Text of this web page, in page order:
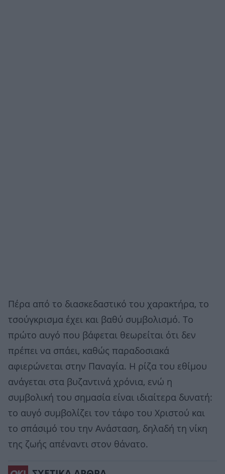
Πέρα από το διασκεδαστικό του χαρακτήρα, το
τσούγκρισμα έχει και βαθύ συμβολισμό. Το
πρώτο αυγό που βάφεται θεωρείται ότι δεν
πρέπει να σπάει, καθώς παραδοσιακά
αφιερώνεται στην Παναγία. Η ρίζα του εθίμου
ανάγεται στα βυζαντινά χρόνια, ενώ η
συμβολική του σημασία είναι ιδιαίτερα δυνατή:
το αυγό συμβολίζει τον τάφο του Χριστού και
το σπάσιμό του την Ανάσταση, δηλαδή τη νίκη
της ζωής απέναντι στον θάνατο.